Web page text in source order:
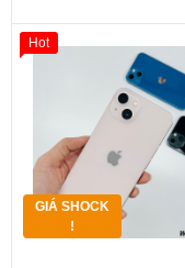
GIÁ SHOCK
!
Hot